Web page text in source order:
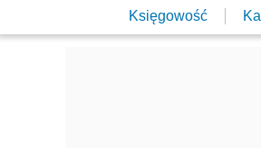
Księgowość